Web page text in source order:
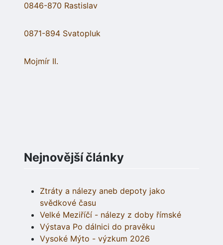
0846-870 Rastislav
0871-894 Svatopluk
Mojmír II.
Nejnovější články
Ztráty a nálezy aneb depoty jako
svědkové času
Velké Meziříčí - nálezy z doby římské
Výstava Po dálnici do pravěku
Vysoké Mýto - výzkum 2026